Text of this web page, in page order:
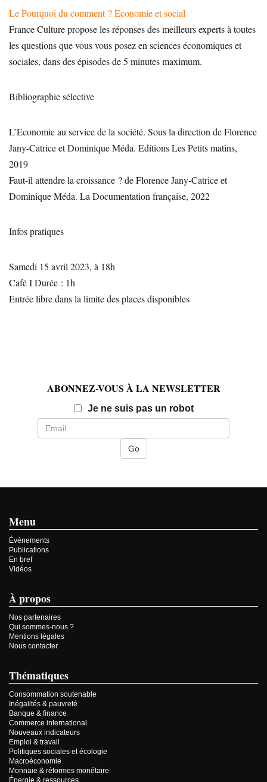
Le Pourquoi du comment ? Economie et social
France Culture propose les réponses des meilleurs experts à toutes
les questions que vous vous posez en sciences économiques et
sociales, dans des épisodes de 5 minutes maximum.
Bibliographie sélective
L’Economie au service de la société. Sous la direction de Florence
Jany-Catrice et Dominique Méda. Editions Les Petits matins,
2019
Faut-il attendre la croissance ? de Florence Jany-Catrice et
Dominique Méda. La Documentation française, 2022
Infos pratiques
Samedi 15 avril 2023, à 18h
Café I Durée : 1h
Entrée libre dans la limite des places disponibles
ABONNEZ-VOUS À LA NEWSLETTER
Je ne suis pas un robotEmail
Menu
Événements
Publications
En bref
Vidéos
À propos
Nos partenaires
Qui sommes-nous ?
Mentions légales
Nous contacter
Thématiques
Consommation soutenable
Inégalités & pauvreté
Banque & finance
Commerce international
Nouveaux indicateurs
Emploi & travail
Politiques sociales et écologie
Macroéconomie
Monnaie & réformes monétaire
Énergie & ressources...